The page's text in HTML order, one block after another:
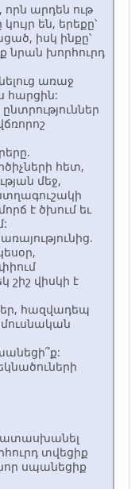
որն արդեն ութ
են, երեքը՝
իսկ ինքը՝
նրան խորհուրդ
առաջ
հարցին:
հետ,
մեջ,
է ծխում եւ
շիշ վիսկի է
հազվադեպ
տվեցիք
սպանեցիք